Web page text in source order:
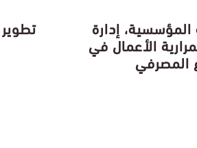
المؤسسية، إدارة
الأعمال في
المصرفي